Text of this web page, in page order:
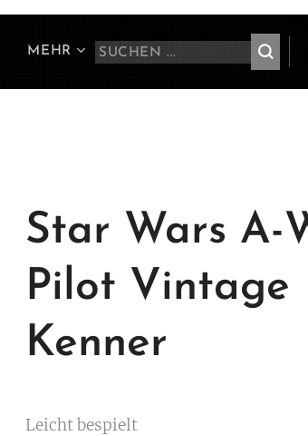
MEHR
Star Wars A-
Pilot Vintage
Kenner
Leicht bespielt